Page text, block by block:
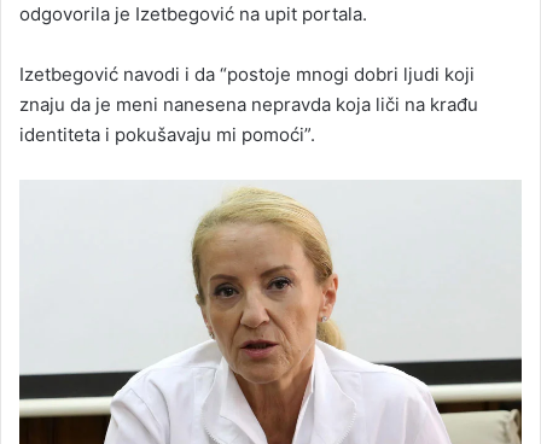
odgovorila je Izetbegović na upit portala.
Izetbegović navodi i da “postoje mnogi dobri ljudi koji
znaju da je meni nanesena nepravda koja liči na krađu
identiteta i pokušavaju mi pomoći”.